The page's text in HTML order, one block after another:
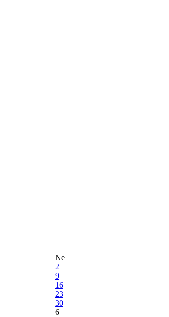
Ne
2
9
16
23
30
6